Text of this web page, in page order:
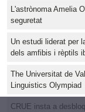
L'astrònoma Amelia
seguretat
Un estudi liderat per
dels amfibis i rèptils
The Universitat de
Linguistics Olympiad
CRUE insta a